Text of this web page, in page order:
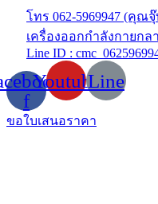
Skip
content
โทร 062-5969947 (คุณ
เครื่องออกกำลังกายกล
Line ID :
f
YoutubeLine
ขอใบเสนอราคา